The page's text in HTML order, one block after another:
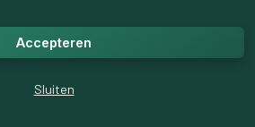
Accepteren
Sluiten